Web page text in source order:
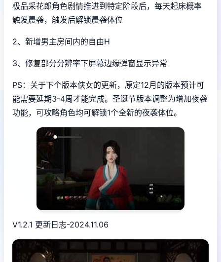
极品采花郎角色剧情推进到特定阶段后，每天起床概率
触发晨袭，触发后解锁晨袭体位
2、新增男主房间内的自由H
3、修复部分分辨率下屏幕边缘弹窗显示异常
PS：关于下个版本侠女的更新，原定12月的版本预计可
能需要延期3-4周才能完成。圣诞节版本调整为增加夜袭
功能，可攻略角色均可解锁1个全新的夜袭体位。
V1.2.1 更新日志-2024.11.06